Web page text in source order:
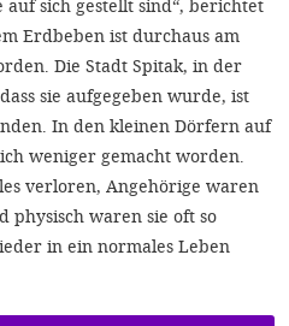
sich gestellt sind“, berichtet
Erdbeben ist durchaus am
Die Stadt Spitak, in der
sie aufgegeben wurde, ist
In den kleinen Dörfern auf
weniger gemacht worden.
verloren, Angehörige waren
physisch waren sie oft so
in ein normales Leben